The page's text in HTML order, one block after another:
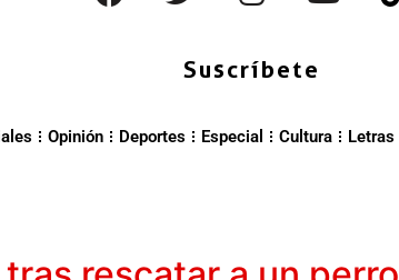
Suscríbete
Opinión Deportes Especial Cultura Letras